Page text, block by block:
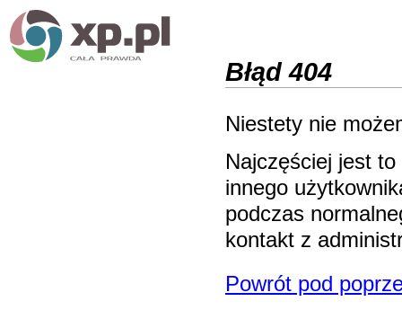
Błąd 404
Niestety nie
Najczęściej jest
innego
podczas
kontakt z
Powrót pod